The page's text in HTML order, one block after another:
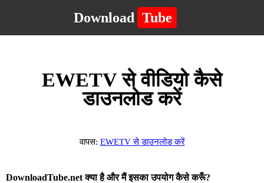
Download Tube
EWETV से वीडियो कैसे
डाउनलोड करें
वापस: EWETV से डाउनलोड करें
DownloadTube.net क्या है और मैं इसका उपयोग कैसे करूँ?